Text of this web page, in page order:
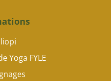
Yoga FYLE